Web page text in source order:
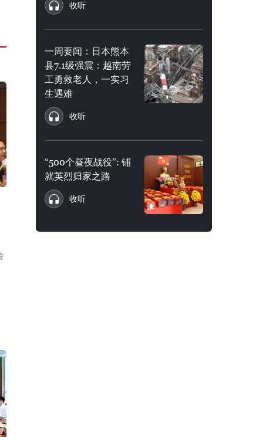
收听
一周要闻：日本熊本
县7.1级强震：越南劳
工勇救老人，一实习
生遇难
收听
“500个昼夜战役”: 铺
就英烈归家之路
收听